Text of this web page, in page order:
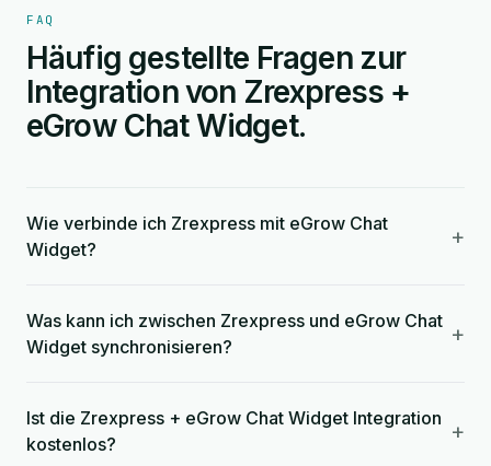
FAQ
Häufig gestellte Fragen zur
Integration von Zrexpress +
eGrow Chat Widget.
Wie verbinde ich Zrexpress mit eGrow Chat
Widget?
+
Was kann ich zwischen Zrexpress und eGrow Chat
Widget synchronisieren?
+
Ist die Zrexpress + eGrow Chat Widget Integration
kostenlos?
+